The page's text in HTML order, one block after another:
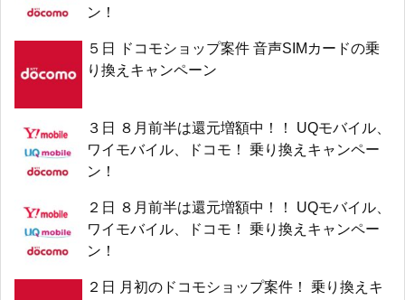
ン！
５日 ドコモショップ案件 音声SIMカードの乗
り換えキャンペーン
３日 ８月前半は還元増額中！！ UQモバイル、
ワイモバイル、ドコモ！ 乗り換えキャンペー
ン！
２日 ８月前半は還元増額中！！ UQモバイル、
ワイモバイル、ドコモ！ 乗り換えキャンペー
ン！
２日 月初のドコモショップ案件！ 乗り換えキ